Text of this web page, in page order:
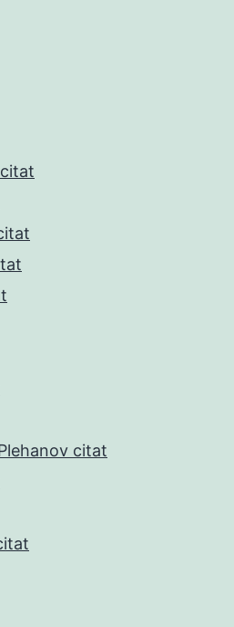
citat